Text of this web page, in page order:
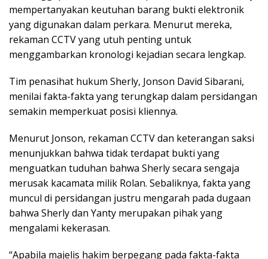
mempertanyakan keutuhan barang bukti elektronik
yang digunakan dalam perkara. Menurut mereka,
rekaman CCTV yang utuh penting untuk
menggambarkan kronologi kejadian secara lengkap.
Tim penasihat hukum Sherly, Jonson David Sibarani,
menilai fakta-fakta yang terungkap dalam persidangan
semakin memperkuat posisi kliennya.
Menurut Jonson, rekaman CCTV dan keterangan saksi
menunjukkan bahwa tidak terdapat bukti yang
menguatkan tuduhan bahwa Sherly secara sengaja
merusak kacamata milik Rolan. Sebaliknya, fakta yang
muncul di persidangan justru mengarah pada dugaan
bahwa Sherly dan Yanty merupakan pihak yang
mengalami kekerasan.
“Apabila majelis hakim berpegang pada fakta-fakta